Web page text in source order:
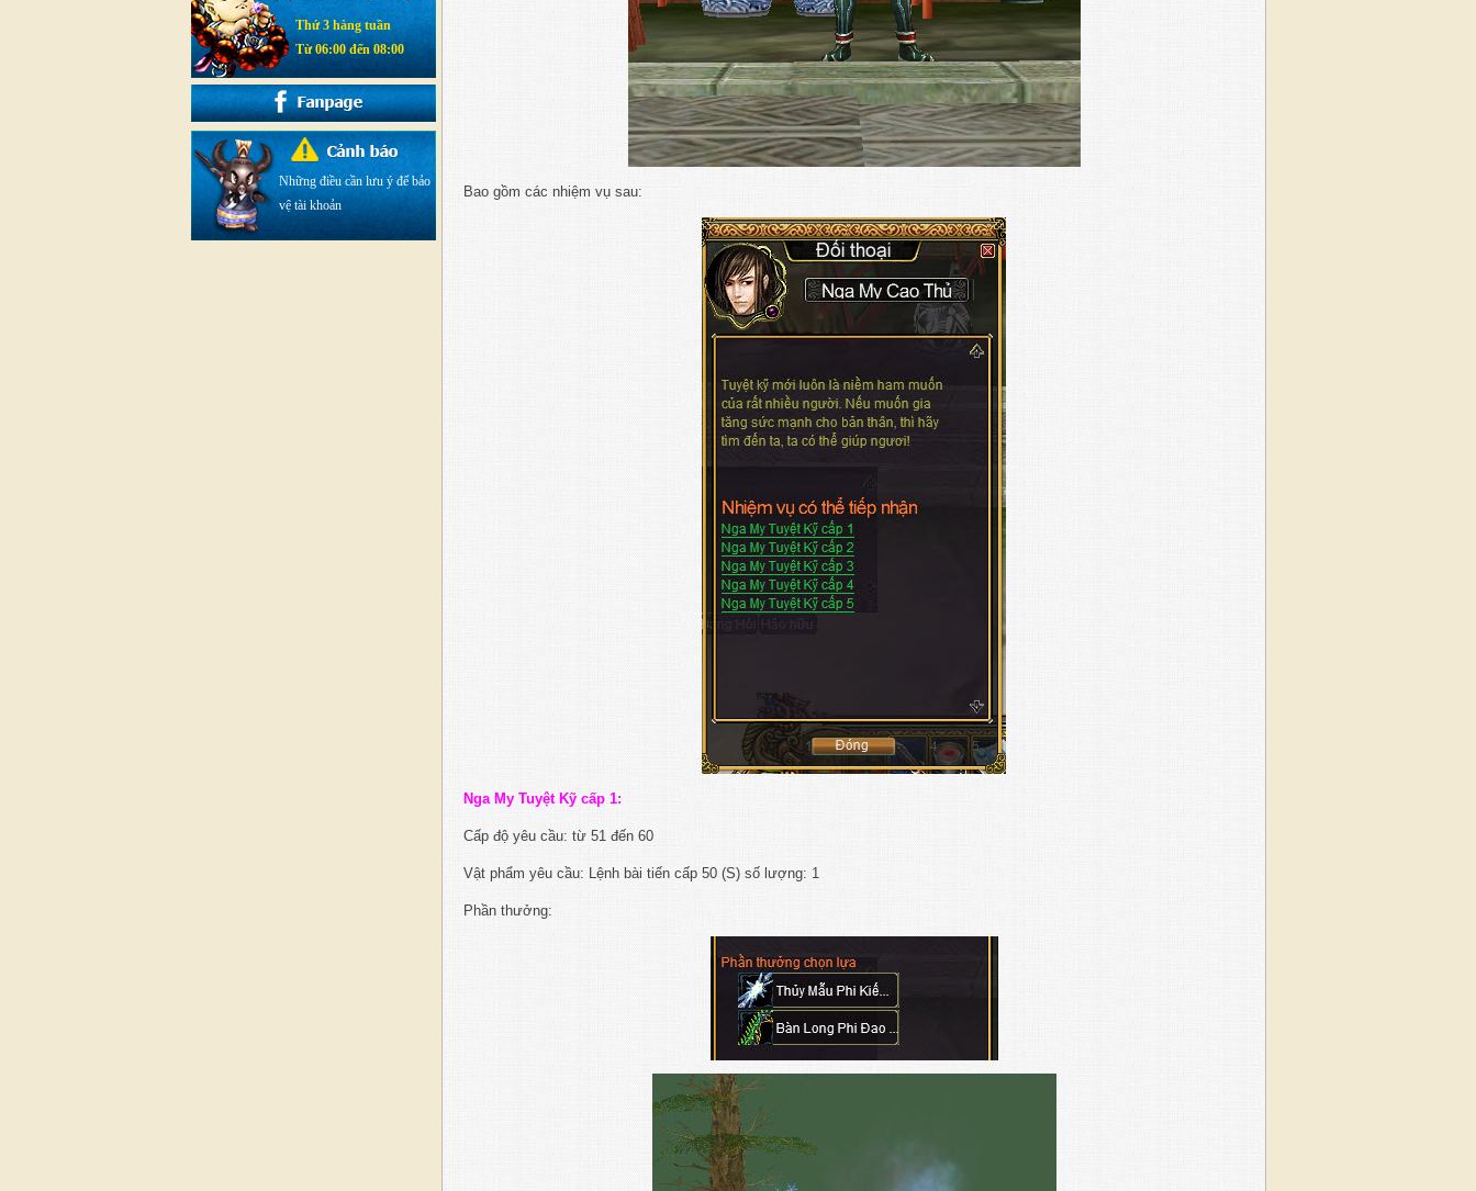
Thứ 3 hàng tuần
Từ 06:00 đến 08:00
Những điều cần lưu ý để bảo
vệ tài khoản
Bao gồm các nhiệm vụ sau:
Nga My Tuyệt Kỹ cấp 1:
Cấp độ yêu cầu: từ 51 đến 60
Vật phẩm yêu cầu: Lệnh bài tiến cấp 50 (S) số lượng: 1
Phần thưởng: